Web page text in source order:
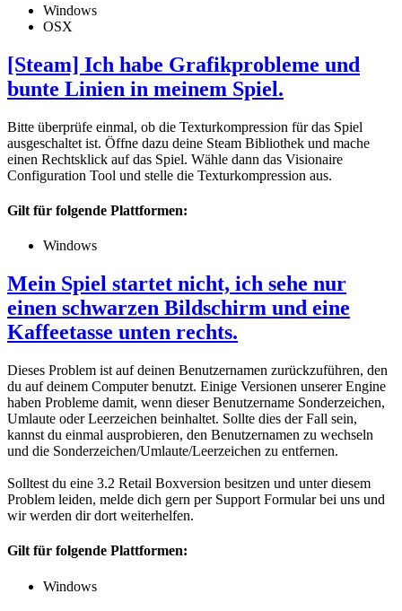
Windows
OSX
[Steam] Ich habe Grafikprobleme und
bunte Linien in meinem Spiel.
Bitte überprüfe einmal, ob die Texturkompression für das Spiel
ausgeschaltet ist. Öffne dazu deine Steam Bibliothek und mache
einen Rechtsklick auf das Spiel. Wähle dann das Visionaire
Configuration Tool und stelle die Texturkompression aus.
Gilt für folgende Plattformen:
Windows
Mein Spiel startet nicht, ich sehe nur
einen schwarzen Bildschirm und eine
Kaffeetasse unten rechts.
Dieses Problem ist auf deinen Benutzernamen zurückzuführen, den
du auf deinem Computer benutzt. Einige Versionen unserer Engine
haben Probleme damit, wenn dieser Benutzername Sonderzeichen,
Umlaute oder Leerzeichen beinhaltet. Sollte dies der Fall sein,
kannst du einmal ausprobieren, den Benutzernamen zu wechseln
und die Sonderzeichen/Umlaute/Leerzeichen zu entfernen.
Solltest du eine 3.2 Retail Boxversion besitzen und unter diesem
Problem leiden, melde dich gern per Support Formular bei uns und
wir werden dir dort weiterhelfen.
Gilt für folgende Plattformen:
Windows